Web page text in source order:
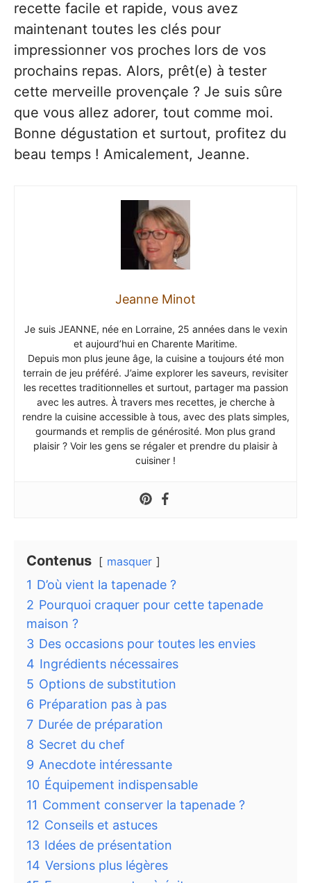
recette facile et rapide, vous avez
maintenant toutes les clés pour
impressionner vos proches lors de vos
prochains repas. Alors, prêt(e) à tester
cette merveille provençale ? Je suis sûre
que vous allez adorer, tout comme moi.
Bonne dégustation et surtout, profitez du
beau temps ! Amicalement, Jeanne.
Jeanne Minot
Je suis JEANNE, née en Lorraine, 25 années dans le vexin
et aujourd’hui en Charente Maritime.
Depuis mon plus jeune âge, la cuisine a toujours été mon
terrain de jeu préféré. J’aime explorer les saveurs, revisiter
les recettes traditionnelles et surtout, partager ma passion
avec les autres. À travers mes recettes, je cherche à
rendre la cuisine accessible à tous, avec des plats simples,
gourmands et remplis de générosité. Mon plus grand
plaisir ? Voir les gens se régaler et prendre du plaisir à
cuisiner !
Contenus masquer
1 D’où vient la tapenade ?
2 Pourquoi craquer pour cette tapenade
maison ?
3 Des occasions pour toutes les envies
4 Ingrédients nécessaires
5 Options de substitution
6 Préparation pas à pas
7 Durée de préparation
8 Secret du chef
9 Anecdote intéressante
10 Équipement indispensable
11 Comment conserver la tapenade ?
12 Conseils et astuces
13 Idées de présentation
14 Versions plus légères